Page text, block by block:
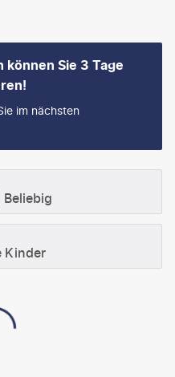
Sie 3 Tage
im nächsten
Beliebig
Kinder